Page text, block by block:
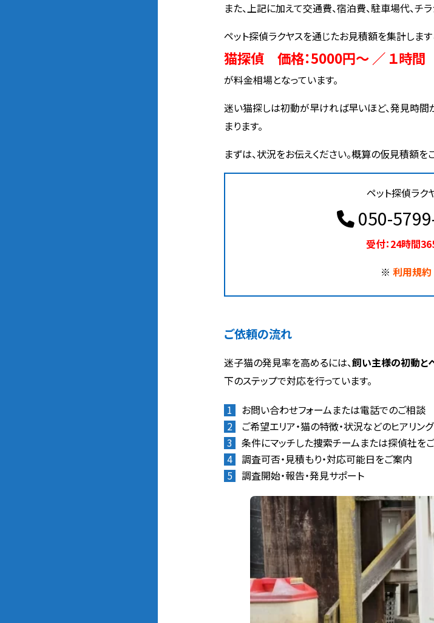
また、上記に加えて交通費、宿泊費、駐車場代、
ペット探偵ラクヤスを通じたお見積額を集計します
猫探偵 価格：5000円～ ／ １時間
が料金相場となっています。
迷い猫探しは初動が早ければ早いほど、発見時間
まります。
まずは、状況をお伝えください。概算の仮見積額を
ペット探偵ラク
050-
受付：24時間
※利用規約
ご依頼の流れ
迷子猫の発見率を高めるには、飼い主様の初動と
下のステップで対応を行っています。
お問い合わせフォームまたは電話でのご相談
ご希望エリア・猫の特徴・状況などのヒアリング
条件にマッチした捜索チームまたは探偵社を
調査可否・見積もり・対応可能日をご案内
調査開始・報告・発見サポート